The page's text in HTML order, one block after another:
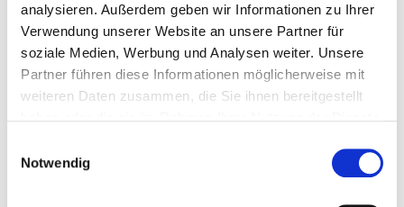
analysieren. Außerdem geben wir Informationen zu Ihrer
Verwendung unserer Website an unsere Partner für
soziale Medien, Werbung und Analysen weiter. Unsere
Partner führen diese Informationen möglicherweise mit
weiteren Daten zusammen, die Sie ihnen bereitgestellt
Notwendig
Compact Design
Space-saving installation
Only~0.4 m² footprint
Ideal forsmall boiler rooms